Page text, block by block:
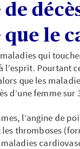
de
le
maladies qui
l’esprit. Pourtant
que les
d’une femme sur
l’angine de
les thromboses